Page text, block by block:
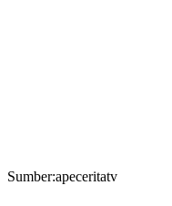
Sumber:apeceritatv